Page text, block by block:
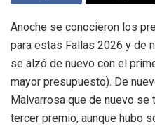
Anoche se conocieron los
para estas Fallas 2026 y de
se alzó de nuevo con el
mayor presupuesto). De
Malvarrosa que de nuevo se
tercer premio, aunque hubo